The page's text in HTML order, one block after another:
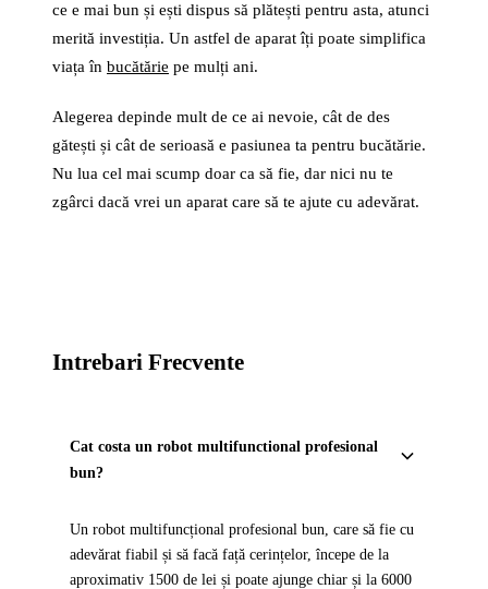
ce e mai bun și ești dispus să plătești pentru asta, atunci
merită investiția. Un astfel de aparat îți poate simplifica
viața în bucătărie pe mulți ani.
Alegerea depinde mult de ce ai nevoie, cât de des
gătești și cât de serioasă e pasiunea ta pentru bucătărie.
Nu lua cel mai scump doar ca să fie, dar nici nu te
zgârci dacă vrei un aparat care să te ajute cu adevărat.
Intrebari Frecvente
Cat costa un robot multifunctional profesional
bun?
Un robot multifuncțional profesional bun, care să fie cu
adevărat fiabil și să facă față cerințelor, începe de la
aproximativ 1500 de lei și poate ajunge chiar și la 6000